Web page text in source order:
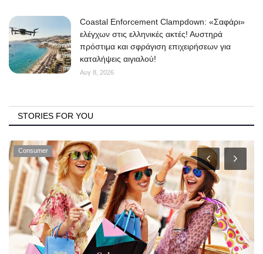
Coastal Enforcement Clampdown: «Σαφάρι»
ελέγχων στις ελληνικές ακτές! Αυστηρά
πρόστιμα και σφράγιση επιχειρήσεων για
καταλήψεις αιγιαλού!
Αυγ 8, 2026
STORIES FOR YOU
Consumer